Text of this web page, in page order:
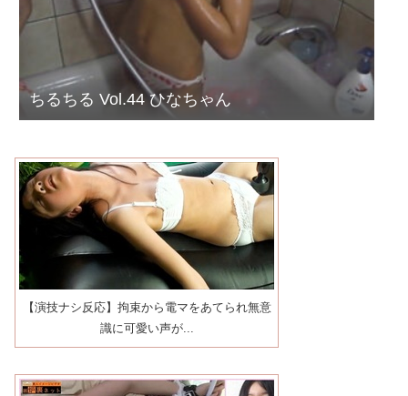
ちるちる Vol.44 ひなちゃん
【演技ナシ反応】拘束から電マをあてられ無意
識に可愛い声が...